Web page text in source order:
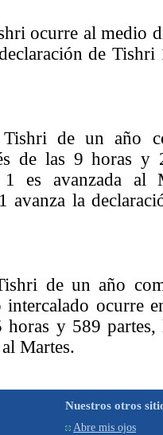
ocurre al medio
de Tishri
de un año
de las 9 horas y
es avanzada al
avanza la
de un año
intercalado ocurre
horas y 589 partes,
Martes.
Nuestros otros
Abre mis ojos